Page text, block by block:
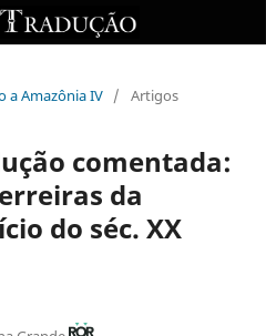
a Amazônia IV / Artigos
comentada:
da
do séc. XX